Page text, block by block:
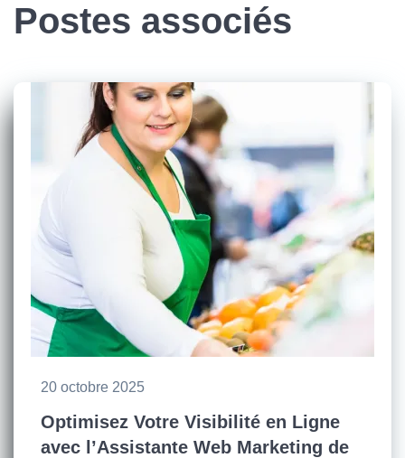
Postes associés
20 octobre 2025
Optimisez Votre Visibilité en Ligne
avec l’Assistante Web Marketing de